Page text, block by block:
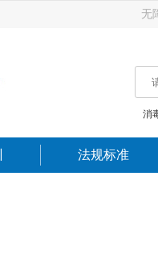
无
消
法规标准